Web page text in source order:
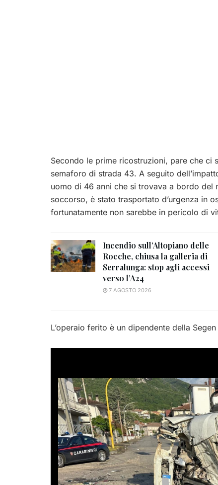
Secondo le prime ricostruzioni, pare che
semaforo di strada 43. A seguito
uomo di 46 anni che si trovava a bordo del
soccorso, è stato trasportato d’urgenza in
fortunatamente non sarebbe in pericolo di
Incendio sull’Altopiano delle
Rocche, chiusa la galleria di
Serralunga: stop agli accessi
verso l’A24
7 AGOSTO 2026
L’operaio ferito è un dipendente della